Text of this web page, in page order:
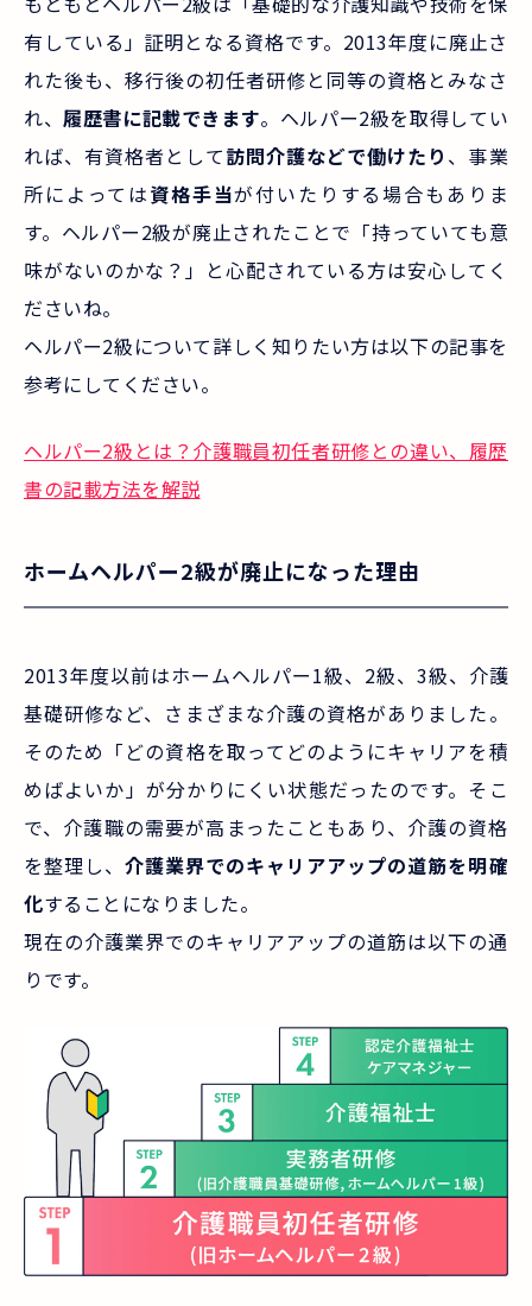
有している」証明となる資格です。2013年度に廃止さ
れた後も、移行後の初任者研修と同等の資格とみなさ
れ、履歴書に記載できます。ヘルパー2級を取得してい
れば、有資格者として訪問介護などで働けたり 、事業
所によっては資格手当が付いたりする場合もありま
す。ヘルパー2級が廃止されたことで「持っていても意
味がないのかな？」と心配されている方は安心してく
ださいね。
ヘルパー2級について詳しく知りたい方は以下の記事を
参考にしてください。
ヘルパー2級とは？介護職員初任者研修との違い、履歴
書の記載方法を解説
ホームヘルパー2級が廃止になった理由
2013年度以前はホームヘルパー1級、2級、3級、介護
基礎研修など、さまざまな介護の資格がありました。
そのため「どの資格を取ってどのようにキャリアを積
めばよいか」が分かりにくい状態だったのです。そこ
で、介護職の需要が高まったこともあり、介護の資格
を整理し、介護業界でのキャリアアップの道筋を明確
化することになりました。
現在の介護業界でのキャリアアップの道筋は以下の通
りです。